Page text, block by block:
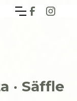
· Säffle